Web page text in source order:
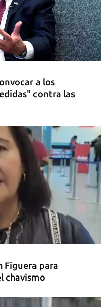
a los
contra las
Figuera para
chavismo